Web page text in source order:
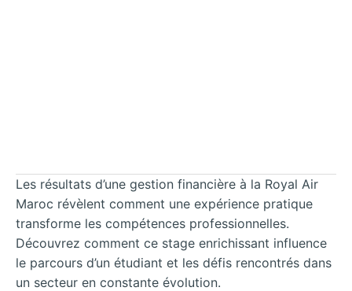
Les résultats d’une gestion financière à la Royal Air
Maroc révèlent comment une expérience pratique
transforme les compétences professionnelles.
Découvrez comment ce stage enrichissant influence
le parcours d’un étudiant et les défis rencontrés dans
un secteur en constante évolution.